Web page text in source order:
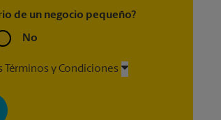
de un negocio pequeño?
No
Términos y Condiciones
correos electrónicos de The UPS Store
promociones y mensajes
Puede darse de baja en cualquier